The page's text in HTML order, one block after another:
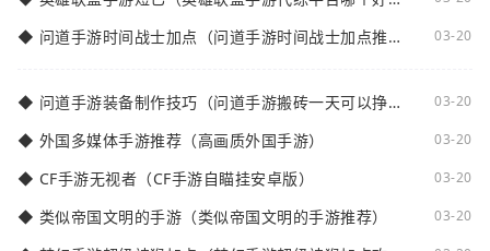
◆ 问道手游时间战士加点（问道手游时间战士加点推
03-20
◆ 问道手游装备制作技巧（问道手游搬砖一天可以挣多
03-20
◆ 外国多媒体手游推荐（高画质外国手游） 03-20
◆ CF手游无视者（CF手游自瞄挂安卓版） 03-20
◆ 类似帝国文明的手游（类似帝国文明的手游推荐） 03-20